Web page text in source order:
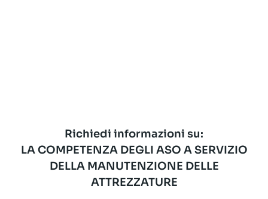
Richiedi informazioni su:
LA COMPETENZA DEGLI ASO A SERVIZIO
DELLA MANUTENZIONE DELLE
ATTREZZATURE